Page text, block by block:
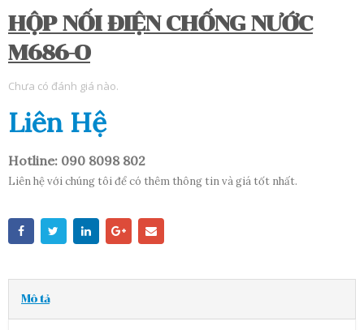
HỘP NỐI ĐIỆN CHỐNG NƯỚC
M686-O
Chưa có đánh giá nào.
Liên Hệ
Hotline: 090 8098 802
Liên hệ với chúng tôi để có thêm thông tin và giá tốt nhất.
Mô tả